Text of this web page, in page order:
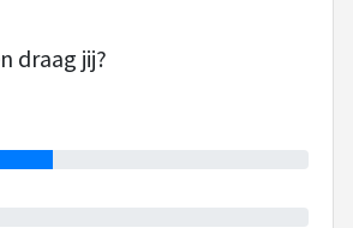
draag jij?